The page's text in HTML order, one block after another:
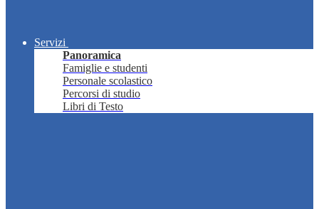
Servizi
Panoramica
Famiglie e studenti
Personale scolastico
Percorsi di studio
Libri di Testo